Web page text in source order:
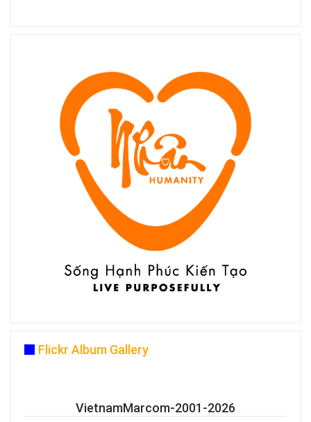
Flickr Album Gallery
VietnamMarcom-2001-2026